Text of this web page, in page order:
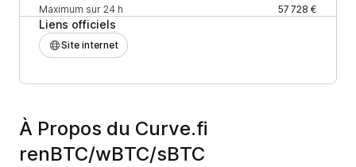
Maximum sur 24 h
57 728 €
Liens officiels
Site internet
À Propos du Curve.fi
renBTC/wBTC/sBTC